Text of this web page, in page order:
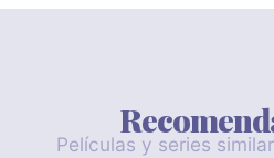
Películas y series